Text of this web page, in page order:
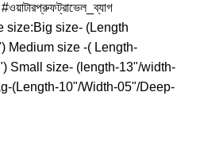
size:Big size- (Length
Medium size -( Length-
Small size- (length-13"/width-
(Length-10"/Width-05"/Deep-